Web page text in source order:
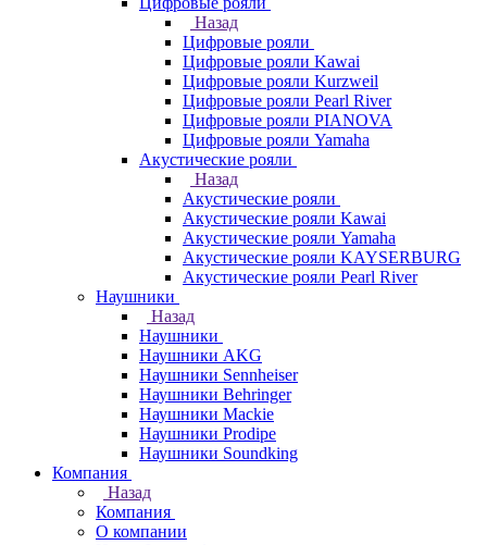
Назад
Цифровые рояли
Цифровые рояли Kawai
Цифровые рояли Kurzweil
Цифровые рояли Pearl River
Цифровые рояли PIANOVA
Цифровые рояли Yamaha
Акустические рояли
Назад
Акустические рояли
Акустические рояли Kawai
Акустические рояли Yamaha
Акустические рояли KAYSERBURG
Акустические рояли Pearl River
Наушники
Назад
Наушники
Наушники AKG
Наушники Sennheiser
Наушники Behringer
Наушники Mackie
Наушники Prodipe
Наушники Soundking
Компания
Назад
Компания
О компании